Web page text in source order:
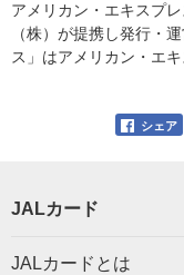
アメリカン・エキスプ
（株）が提携し発行・
ス」はアメリカン・エ
シェア
JALカード
JALカードとは